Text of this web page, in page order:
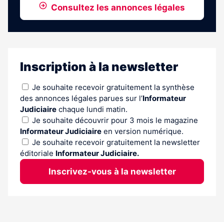
Consultez les annonces légales
Inscription à la newsletter
Je souhaite recevoir gratuitement la synthèse
des annonces légales parues sur l’Informateur
Judiciaire chaque lundi matin.
Je souhaite découvrir pour 3 mois le magazine
Informateur Judiciaire en version numérique.
Je souhaite recevoir gratuitement la newsletter
éditoriale Informateur Judiciaire.
Inscrivez-vous à la newsletter